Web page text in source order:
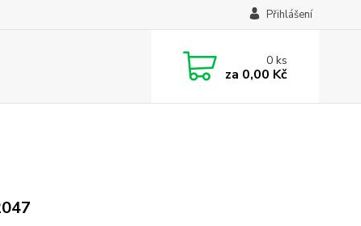
Přihlášení
0ks
za 0,00 Kč